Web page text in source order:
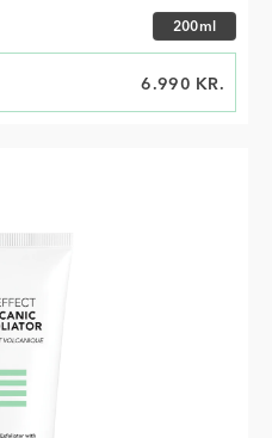
Veldu stærð
200ml
6.990 KR.